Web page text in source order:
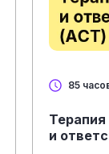
85
Терапия
и